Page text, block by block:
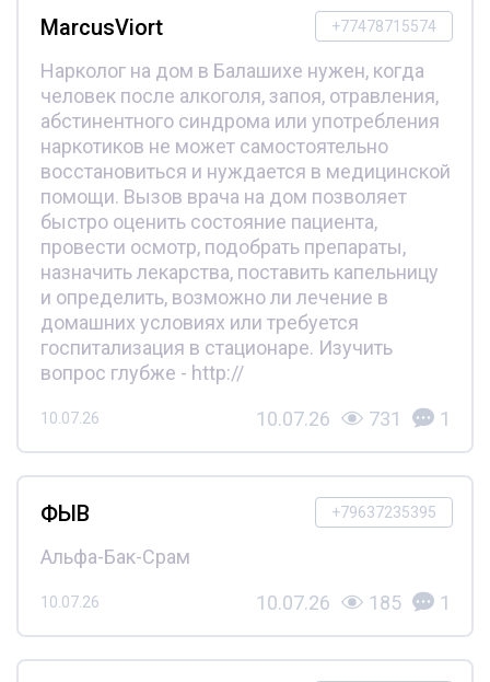
+77478715574
MarcusViort
Нарколог на дом в Балашихе нужен, когда
человек после алкоголя, запоя, отравления,
абстинентного синдрома или употребления
наркотиков не может самостоятельно
восстановиться и нуждается в медицинской
помощи. Вызов врача на дом позволяет
быстро оценить состояние пациента,
провести осмотр, подобрать препараты,
назначить лекарства, поставить капельницу
и определить, возможно ли лечение в
домашних условиях или требуется
госпитализация в стационаре. Изучить
вопрос глубже - http://
10.07.26 10.07.26 731 1
+79637235395
ФЫВ
Альфа-Бак-Срам
10.07.26 10.07.26 185 1